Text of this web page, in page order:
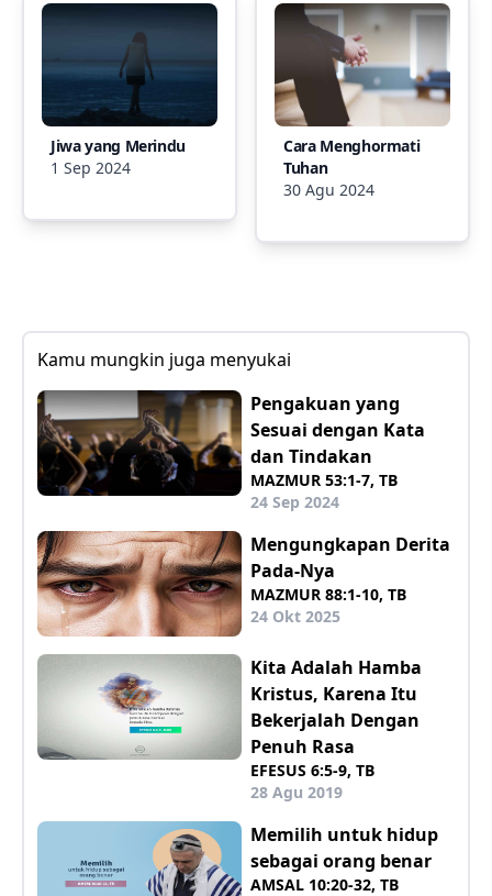
Jiwa yang Merindu
1 Sep 2024
Cara Menghormati
Tuhan
30 Agu 2024
Kamu mungkin juga menyukai
Pengakuan yang
Sesuai dengan Kata
dan Tindakan
MAZMUR 53:1-7, TB
24 Sep 2024
Mengungkapan Derita
Pada-Nya
MAZMUR 88:1-10, TB
24 Okt 2025
Kita Adalah Hamba
Kristus, Karena Itu
Bekerjalah Dengan
Penuh Rasa
EFESUS 6:5-9, TB
28 Agu 2019
Memilih untuk hidup
sebagai orang benar
AMSAL 10:20-32, TB